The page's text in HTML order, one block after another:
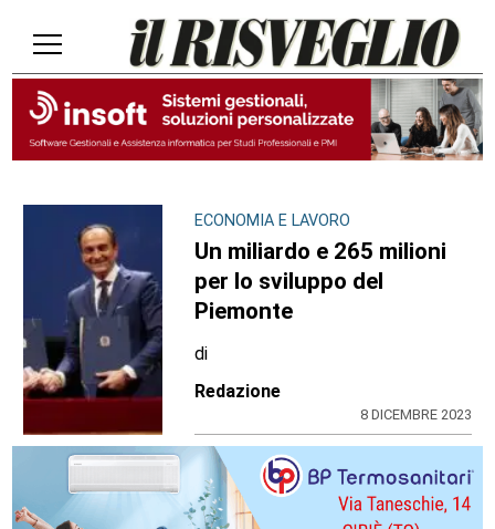
ECONOMIA E LAVORO
Un miliardo e 265 milioni
per lo sviluppo del
Piemonte
di
Redazione
8 DICEMBRE 2023